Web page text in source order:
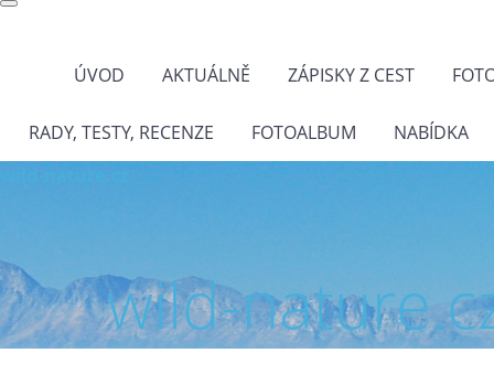
ÚVOD AKTUÁLNĚ ZÁPISKY Z CEST
RADY, TESTY, RECENZE FOTOALBUM NABÍDKA
wild-